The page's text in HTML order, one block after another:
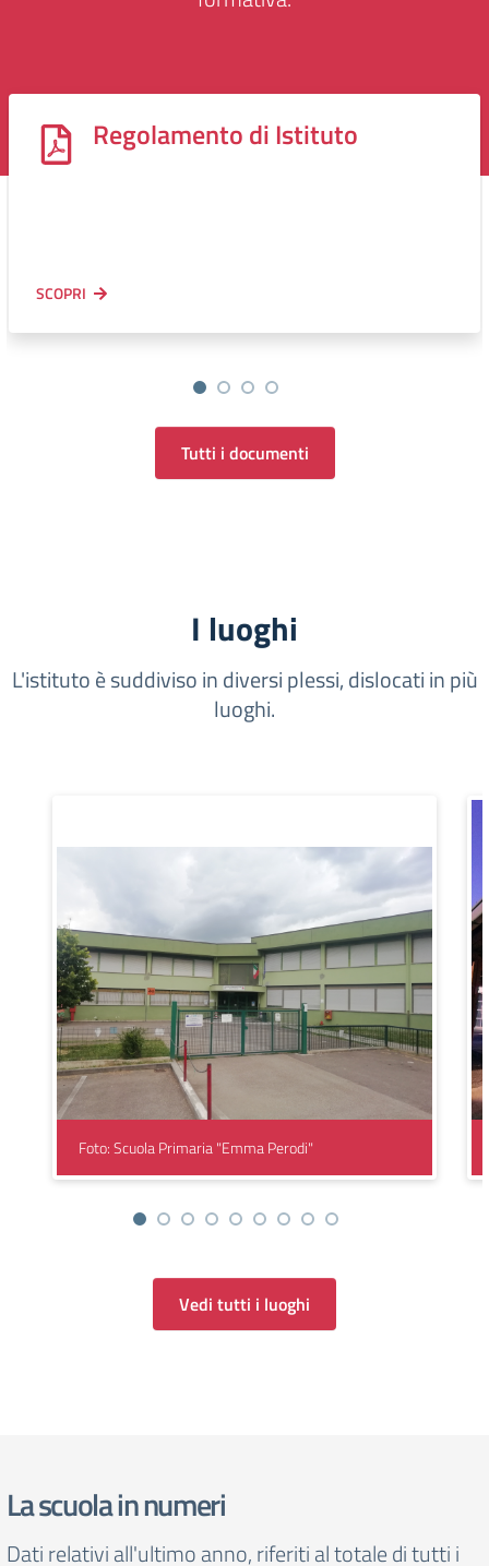
Regolamento di Istituto
SCOPRI
Tutti i documenti
I luoghi
L'istituto è suddiviso in diversi plessi, dislocati in più
luoghi.
Foto: Scuola Primaria "Emma Perodi"
Vedi tutti i luoghi
La scuola in numeri
Dati relativi all'ultimo anno, riferiti al totale di tutti i